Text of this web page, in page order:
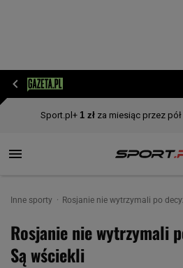
Inne sporty Rosjanie nie wytrzymali po
Rosjanie nie wytrzymali
Są wściekli